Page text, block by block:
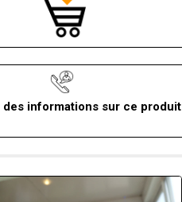
des informations sur ce produit